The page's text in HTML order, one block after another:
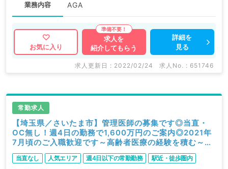
業務内容 AGA
お気に入り
求人を
紹介してもらう
詳細を
見る
求人更新日 : 2022/02/24 求人No. : 651746
常勤求人
【埼玉県／さいたま市】管理医師の募集です◎当直・
OC無し！週4日の勤務で1,600万円のご案内◎2021年
7月頃のご入職歓迎です～高齢者医療の経験を積む～
（訪問診療／常勤）
当直なし 人気エリア 週4日以下の常勤勤務 駅近・徒歩圏内